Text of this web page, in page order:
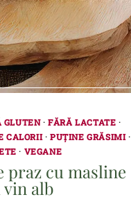
GLUTEN·FĂRĂ LACTATE ·
CALORII·PUȚINE GRĂSIMI·
· VEGANE
praz cu masline
vin alb